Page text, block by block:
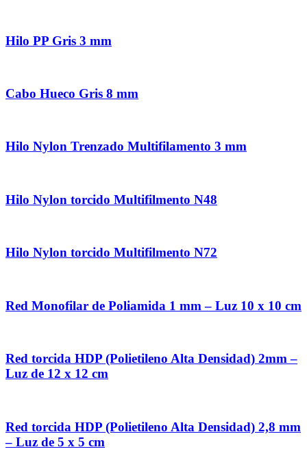
Hilo PP Gris 3 mm
Cabo Hueco Gris 8 mm
Hilo Nylon Trenzado Multifilamento 3 mm
Hilo Nylon torcido Multifilmento N48
Hilo Nylon torcido Multifilmento N72
Red Monofilar de Poliamida 1 mm – Luz 10 x 10 cm
Red torcida HDP (Polietileno Alta Densidad) 2mm –
Luz de 12 x 12 cm
Red torcida HDP (Polietileno Alta Densidad) 2,8 mm
– Luz de 5 x 5 cm